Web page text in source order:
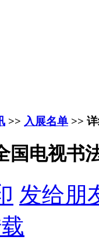
>> 入展名单 >>
国电视书
发给朋